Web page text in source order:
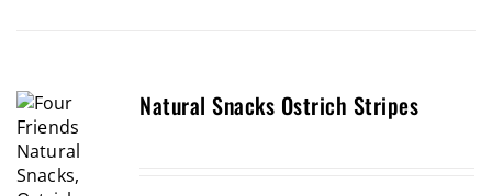
Natural Snacks Ostrich Stripes